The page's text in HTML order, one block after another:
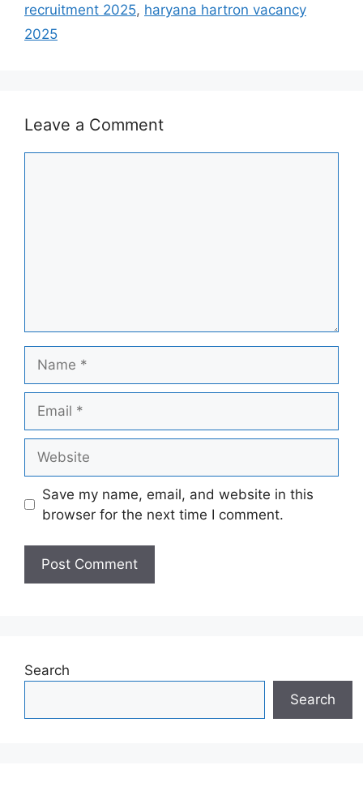
recruitment 2025, haryana hartron vacancy
2025
Leave a Comment
Save my name, email, and website in this
browser for the next time I comment.
Search
Search